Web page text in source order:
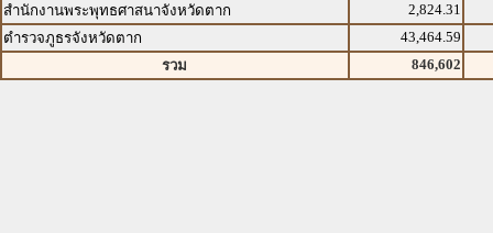
สำนักงานพระพุทธศาสนาจังหวัดตาก
2,824.31
ตำรวจภูธรจังหวัดตาก
43,464.59
รวม
846,602